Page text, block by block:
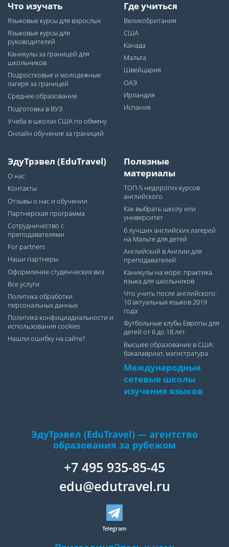
Что изучать
Языковые курсы для взрослых
Языковые курсы для
руководителей
Каникулы за границей для
школьников
Подростковые и молодежные
лагеря за границей
Среднее образование
Подготовка в ВУЗ
Учеба в школах США по обмену
Онлайн обучение за границей
Где учиться
Великобритания
США
Канада
Мальта
Швейцария
ОАЭ
Ирландия
Испания
ЭдуТрэвел (EduTravel)
О нас
Контакты
Отзывы о нас и обучении
Партнерская программа
Сотрудничество с
преподавателями
For partners
Наши партнеры
Оформление студенческих виз
Все услуги
Политика обработки
персональных данных
Политика конфициадиальности и
использования cookies
Нашли ошибку на сайте?
Полезные
материалы
ТОП-5 недорогих курсов
английского
Как выбрать школу или
университет
6 лучших английских лагерей
на Мальте для детей
Английский в Англии для
преподавателей
Каникулы на море: практика
языка для школьников
Что учить после английского:
10 актуальных языков 2019
года
Футбольные клубы Европы для
детей от 6 до 18 лет
Высшее образование в США:
бакалавриат, магистратура
Международные
сетевые школы
изучения языков
ЭдуТрэвел (EduTravel) — агентство
образования за рубежом
+7 495 935-85-45
edu@edutravel.ru
Telegram